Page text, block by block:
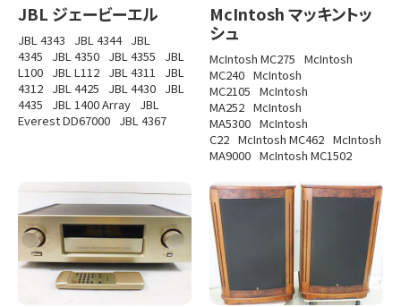
JBL ジェービーエル
JBL 4343 JBL 4344 JBL
4345
JBL 4350 JBL 4355
JBL
L100 JBL L112 JBL 4311
JBL
4312 JBL 4425 JBL 4430 JBL
4435
JBL 1400 Array JBL
Everest DD67000 JBL 4367
McIntosh マッキントッ
シュ
McIntosh MC275 McIntosh
MC240 McIntosh
MC2105 McIntosh
MA252 McIntosh
MA5300 McIntosh
C22 McIntosh MC462 McIntosh
MA9000 McIntosh MC1502